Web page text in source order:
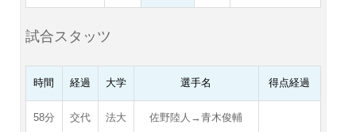
試合スタッツ
時間 経過 大学 選手名 得点経過
58分 交代 法大 佐野陸人→青木俊輔